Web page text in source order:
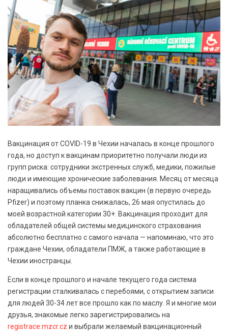
Вакцинация от COVID-19 в Чехии началась в конце прошлого
года, но доступ к вакцинам приоритетно получали люди из
групп риска: сотрудники экстренных служб, медики, пожилые
люди и имеющие хронические заболевания. Месяц от месяца
наращивались объемы поставок вакцин (в первую очередь
Pfizer) и поэтому планка снижалась, 26 мая опустилась до
моей возрастной категории 30+. Вакцинация проходит для
обладателей общей системы медицинского страхования
абсолютно бесплатно с самого начала — напоминаю, что это
граждане Чехии, обладатели ПМЖ, а также работающие в
Чехии иностранцы.
Если в конце прошлого и начале текущего года система
регистрации сталкивалась с перебоями, с открытием записи
для людей 30-34 лет все прошло как по маслу. Я и многие мои
друзья, знакомые легко зарегистрировались на
registrace.mzcr.cz и выбрали желаемый вакцинационный